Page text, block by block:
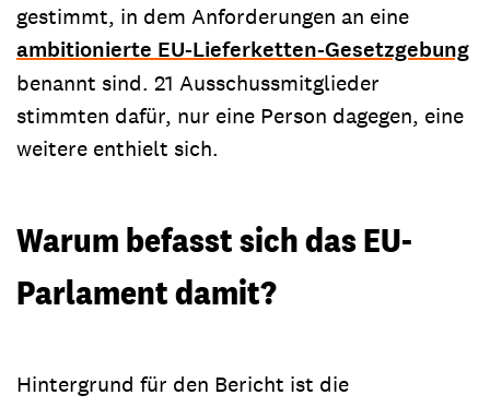
gestimmt, in dem Anforderungen an eine
ambitionierte EU-Lieferketten-Gesetzgebung
benannt sind. 21 Ausschussmitglieder
stimmten dafür, nur eine Person dagegen, eine
weitere enthielt sich.
Warum befasst sich das EU-
Parlament damit?
Hintergrund für den Bericht ist die